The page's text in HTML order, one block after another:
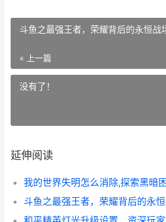
斗鱼之最强王者，荣耀背后的永恒战
« 上一篇
没有了！
延伸阅读
斗鱼之最强王者，荣耀背后的永